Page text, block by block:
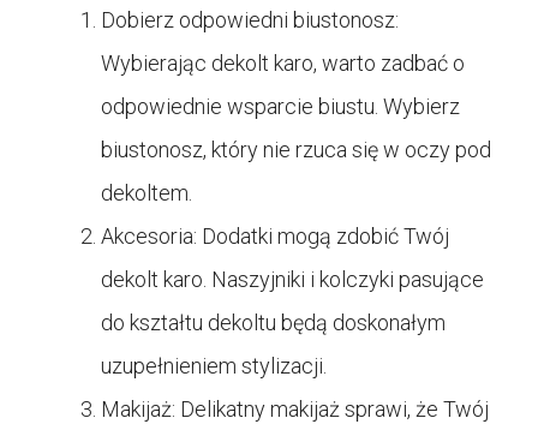
Dobierz odpowiedni biustonosz:
Wybierając dekolt karo, warto zadbać o
odpowiednie wsparcie biustu. Wybierz
biustonosz, który nie rzuca się w oczy pod
dekoltem.
Akcesoria: Dodatki mogą zdobić Twój
dekolt karo. Naszyjniki i kolczyki pasujące
do kształtu dekoltu będą doskonałym
uzupełnieniem stylizacji.
Makijaż: Delikatny makijaż sprawi, że Twój